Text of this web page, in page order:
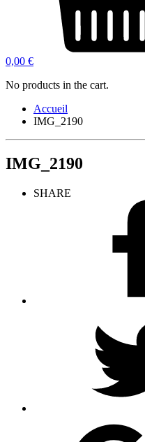
0,00 €
No products in the cart.
Accueil
IMG_2190
IMG_2190
SHARE